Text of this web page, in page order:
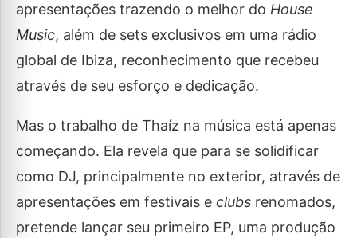
apresentações trazendo o melhor do House
Music, além de sets exclusivos em uma rádio
global de Ibiza, reconhecimento que recebeu
através de seu esforço e dedicação.
Mas o trabalho de Thaíz na música está apenas
começando. Ela revela que para se solidificar
como DJ, principalmente no exterior, através de
apresentações em festivais e clubs renomados,
pretende lançar seu primeiro EP, uma produção